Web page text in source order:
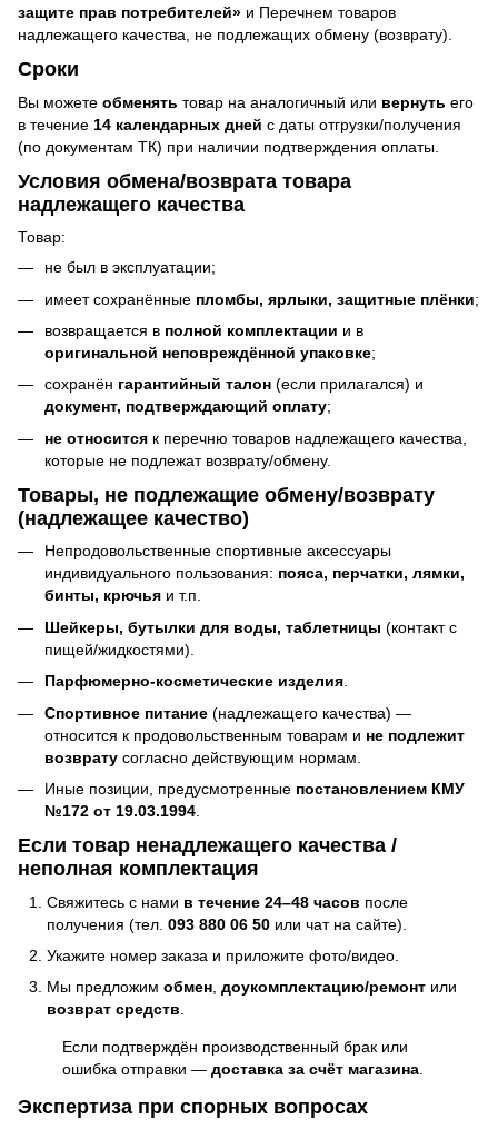
защите прав потребителей» и Перечнем товаров
надлежащего качества, не подлежащих обмену (возврату).
Сроки
Вы можете обменять товар на аналогичный или вернуть его
в течение 14 календарных дней с даты отгрузки/получения
(по документам ТК) при наличии подтверждения оплаты.
Условия обмена/возврата товара
надлежащего качества
Товар:
не был в эксплуатации;
имеет сохранённые пломбы, ярлыки, защитные плёнки;
возвращается в полной комплектации и в
оригинальной неповреждённой упаковке;
сохранён гарантийный талон (если прилагался) и
документ, подтверждающий оплату;
не относится к перечню товаров надлежащего качества,
которые не подлежат возврату/обмену.
Товары, не подлежащие обмену/возврату
(надлежащее качество)
Непродовольственные спортивные аксессуары
индивидуального пользования: пояса, перчатки, лямки,
бинты, крючья и т.п.
Шейкеры, бутылки для воды, таблетницы (контакт с
пищей/жидкостями).
Парфюмерно-косметические изделия
Спортивное питание (надлежащего качества) —
относится к продовольственным товарам и не подлежит
возврату согласно действующим нормам.
Иные позиции, предусмотренные постановлением КМУ
№172 от 19.03.1994
Если товар ненадлежащего качества /
неполная комплектация
Свяжитесь с нами в течение 24–48 часов после
получения (тел. 093 880 06 50 или чат на сайте).
Укажите номер заказа и приложите фото/видео.
Мы предложим обмен, доукомплектацию/ремонт или
возврат средств.
Если подтверждён производственный брак или
ошибка отправки — доставка за счёт магазина.
Экспертиза при спорных вопросах